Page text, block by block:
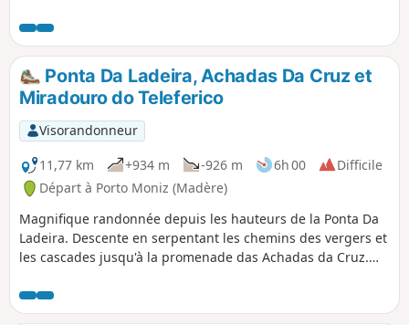
très belle en remontant à contre courant la levada jusqu'à la
cascade.
Ponta Da Ladeira, Achadas Da Cruz et
Miradouro do Teleferico
Visorandonneur
11,77 km
+934 m -926 m 6h 00
Difficile
Départ à Porto Moniz (Madère)
Magnifique randonnée depuis les hauteurs de la Ponta Da
Ladeira. Descente en serpentant les chemins des vergers et
les cascades jusqu'à la promenade das Achadas da Cruz.
du téléférique puis levada do calvario et retour par la route
jusqu’au point de départ.